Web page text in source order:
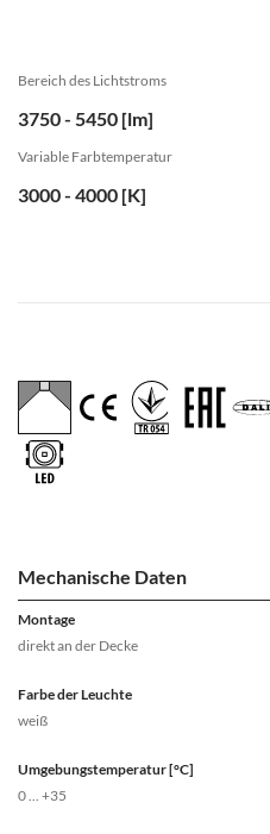
Bereich des Lichtstroms
3750 - 5450 [lm]
Variable Farbtemperatur
3000 - 4000 [K]
Mechanische Daten
Montage
direkt an der Decke
Farbe der Leuchte
weiß
Umgebungstemperatur [°C]
0 ... +35